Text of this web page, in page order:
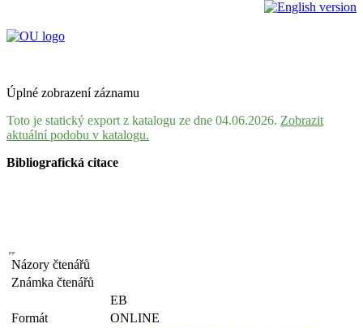
Úplné zobrazení záznamu
Toto je statický export z katalogu ze dne 04.06.2026. Zobrazit
aktuální podobu v katalogu.
Bibliografická citace
Názory čtenářů
Známka čtenářů
EB
Formát
ONLINE